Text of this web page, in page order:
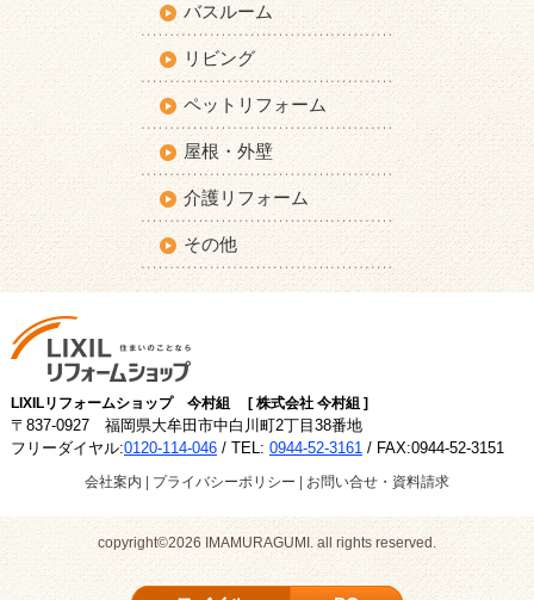
バスルーム
リビング
ペットリフォーム
屋根・外壁
介護リフォーム
その他
LIXILリフォームショップ 今村組 [ 株式会社 今村組 ]
〒837-0927 福岡県大牟田市中白川町2丁目38番地
フリーダイヤル:0120-114-046/ TEL: 0944-52-3161/ FAX:0944-52-3151
会社案内 プライバシーポリシー お問い合せ・資料請求
copyright©2026 IMAMURAGUMI. all rights reserved.